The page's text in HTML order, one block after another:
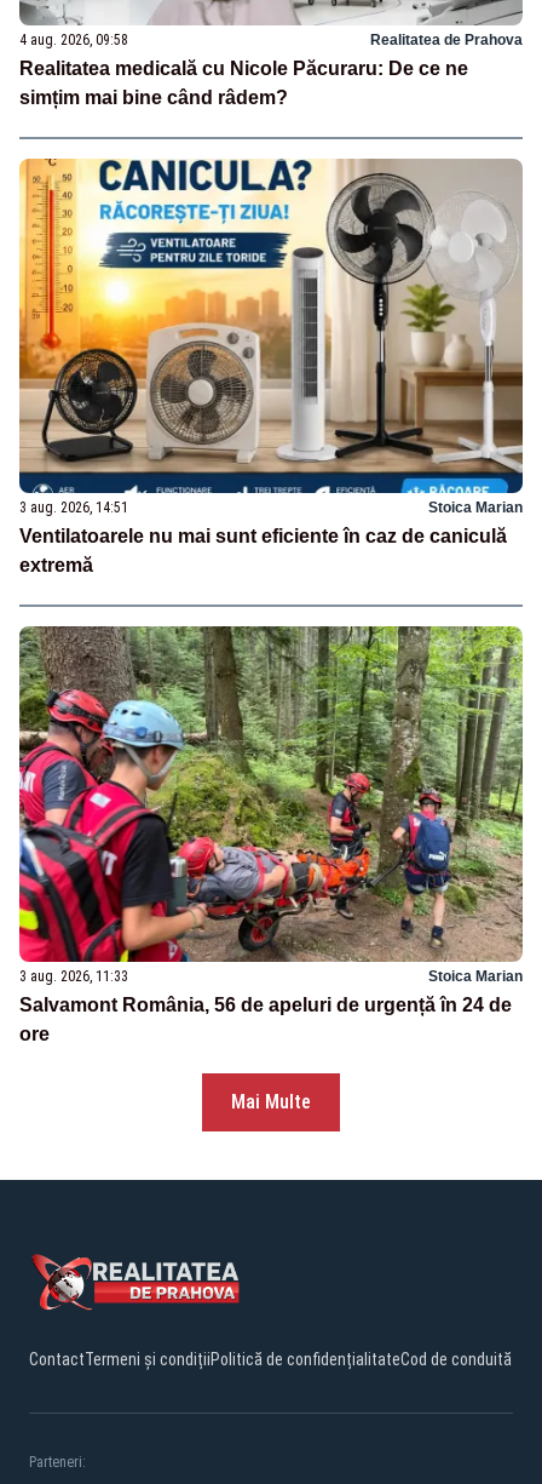
4 aug. 2026, 09:58 Realitatea de Prahova
Realitatea medicală cu Nicole Păcuraru: De ce ne
simțim mai bine când râdem?
3 aug. 2026, 14:51 Stoica Marian
Ventilatoarele nu mai sunt eficiente în caz de caniculă
extremă
3 aug. 2026, 11:33 Stoica Marian
Salvamont România, 56 de apeluri de urgență în 24 de
ore
Mai Multe
ContactTermeni și condițiiPolitică de confidențialitateCod de conduită
Parteneri: